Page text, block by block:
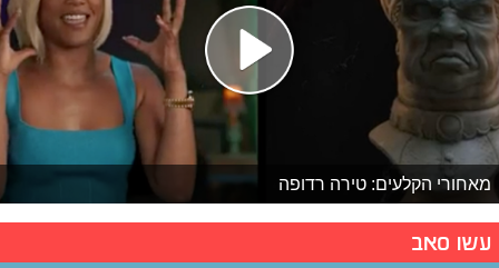
מאחורי הקלעים: טירה רדופה
עשו סאב